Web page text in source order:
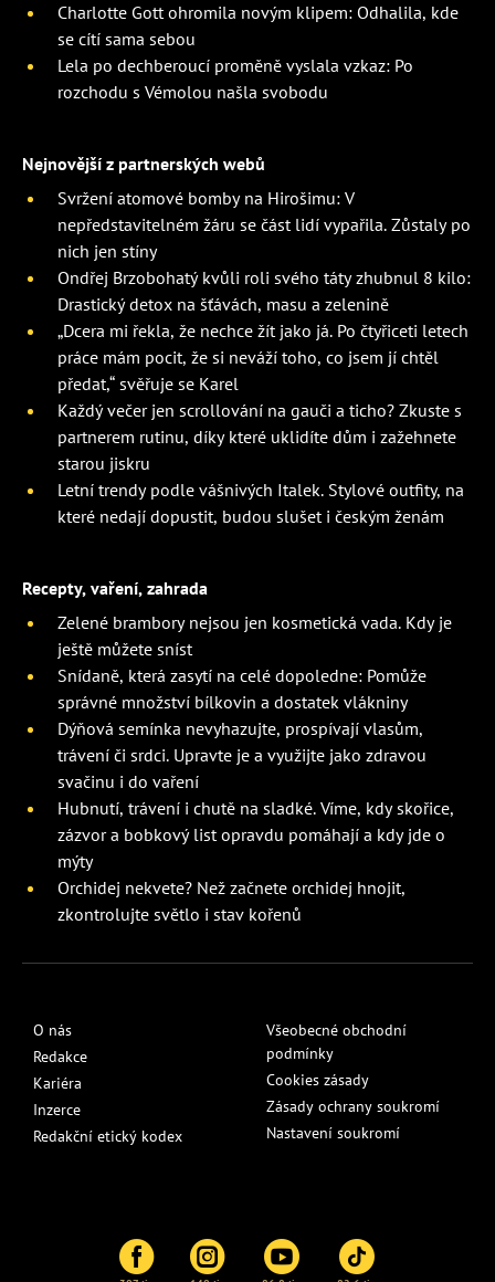
Charlotte Gott ohromila novým klipem: Odhalila, kde
se cítí sama sebou
Lela po dechberoucí proměně vyslala vzkaz: Po
rozchodu s Vémolou našla svobodu
Nejnovější z partnerských webů
Svržení atomové bomby na Hirošimu: V
nepředstavitelném žáru se část lidí vypařila. Zůstaly po
nich jen stíny
Ondřej Brzobohatý kvůli roli svého táty zhubnul 8 kilo:
Drastický detox na šťávách, masu a zelenině
„Dcera mi řekla, že nechce žít jako já. Po čtyřiceti letech
práce mám pocit, že si neváží toho, co jsem jí chtěl
předat,“ svěřuje se Karel
Každý večer jen scrollování na gauči a ticho? Zkuste s
partnerem rutinu, díky které uklidíte dům i zažehnete
starou jiskru
Letní trendy podle vášnivých Italek. Stylové outfity, na
které nedají dopustit, budou slušet i českým ženám
Recepty, vaření, zahrada
Zelené brambory nejsou jen kosmetická vada. Kdy je
ještě můžete sníst
Snídaně, která zasytí na celé dopoledne: Pomůže
správné množství bílkovin a dostatek vlákniny
Dýňová semínka nevyhazujte, prospívají vlasům,
trávení či srdci. Upravte je a využijte jako zdravou
svačinu i do vaření
Hubnutí, trávení i chutě na sladké. Víme, kdy skořice,
zázvor a bobkový list opravdu pomáhají a kdy jde o
mýty
Orchidej nekvete? Než začnete orchidej hnojit,
zkontrolujte světlo i stav kořenů
O nás
Redakce
Kariéra
Inzerce
Redakční etický kodex
Všeobecné obchodní
podmínky
Cookies zásady
Zásady ochrany soukromí
Nastavení soukromí